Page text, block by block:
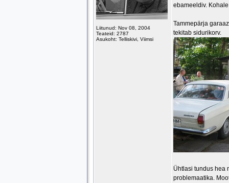
Liitunud: Nov 08, 2004
Teateid: 2787
Asukoht: Telliskivi, Viimsi
ebameeldiv.
Tammepärja
tekitab sidurikorv.
Ühtlasi tundus hea
problemaatika.